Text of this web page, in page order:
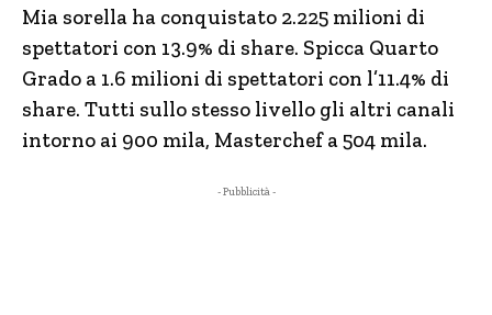
Mia sorella ha conquistato 2.225 milioni di
spettatori con 13.9% di share. Spicca Quarto
Grado a 1.6 milioni di spettatori con l’11.4% di
share. Tutti sullo stesso livello gli altri canali
intorno ai 900 mila, Masterchef a 504 mila.
- Pubblicità -